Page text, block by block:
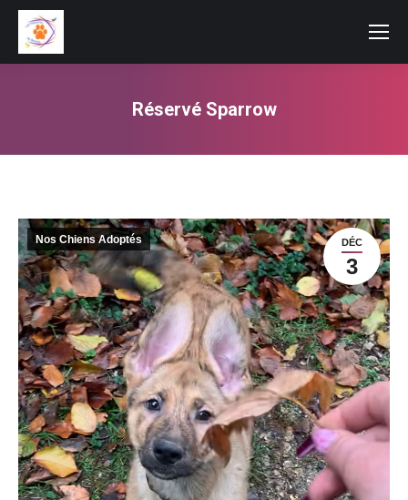
Réservé Sparrow
DÉC
3
Nos Chiens Adoptés